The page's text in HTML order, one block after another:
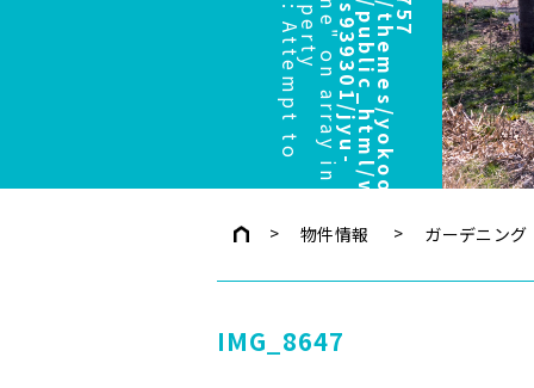
:
A
t
t
e
m
p
t
t
o
e
a
d
p
r
o
p
e
r
t
y
c
a
t
_
n
a
m
e
"
o
n
a
r
r
a
y
i
n p757
物件情報 ガーデニング
IMG_8647